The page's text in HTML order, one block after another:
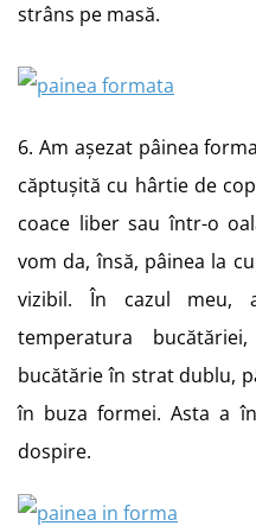
strâns pe masă.
6. Am așezat pâinea
căptușită cu hârtie de
coace liber sau într-o
vom da, însă, pâinea la
vizibil. În cazul meu,
temperatura
bucătărie în strat dublu,
în buza formei. Asta a
dospire.